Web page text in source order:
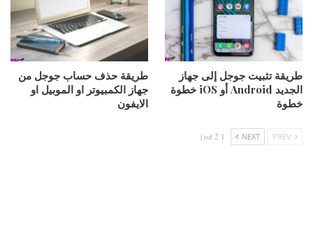
طريقة تثبيت جوجل إلى جهاز
الجديد Android أو iOS خطوة
خطوة
طريقة حذف حساب جوجل من
جهاز الكمبيوتر او الموبيل او
الايفون
NEXT
1 od 2 |